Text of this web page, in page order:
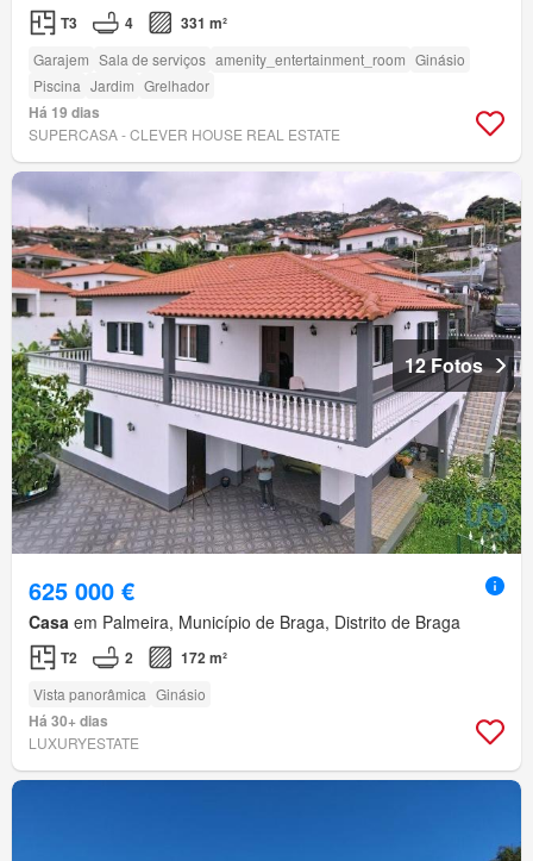
T3 4 331 m²
Garajem Sala de serviços amenity_entertainment_room Ginásio
Piscina Jardim Grelhador
Há 19 dias
SUPERCASA - CLEVER HOUSE REAL ESTATE
12 Fotos
625 000 €
Casa em Palmeira, Município de Braga, Distrito de Braga
T2 2 172 m²
Vista panorâmica Ginásio
Há 30+ dias
LUXURYESTATE